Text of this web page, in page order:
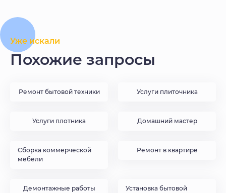
Уже искали
Похожие запросы
Ремонт бытовой техники Услуги плиточника
Услуги плотника Домашний мастер
Сборка коммерческой
мебели
Ремонт в квартире
Демонтажные работы
Установка бытовой